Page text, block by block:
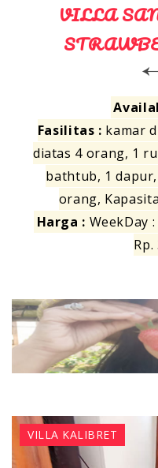
VILLA
Fasilitas : kamar
diatas 4 orang, 1
bathtub, 1
orang,
Harga : WeekDay
Rp.
VILLA KALIBRET